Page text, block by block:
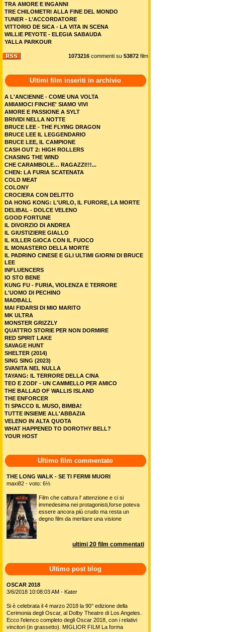
TRA AMORE E INGANNI
TRE CHILOMETRI ALLA FINE DEL MONDO
TUNER - L’ACCORDATORE
VITTORIO DE SICA - LA VITA IN SCENA
WILLIE PEYOTE - ELEGIA SABAUDA
YALLA PARKOUR
1073216 commenti su 53872 film
Ultimi film inseriti in archivio
A L'ANCIENNE - COME UNA VOLTA
AMIAMOCI FINCHE' SIAMO VIVI
AMORE E PASSIONE A SYLT
BRIVIDI NELLA NOTTE
BRUCE LEE - THE FLYING DRAGON
BRUCE LEE IL LEGGENDARIO
BRUCE LEE, IL CAMPIONE
CASH OUT 2: HIGH ROLLERS
CHASING THE WIND
CHE CARAMBOLE… RAGAZZI!!!...
CHEN: LA FURIA SCATENATA
COLD MEAT
COLONY
CROCIERA CON DELITTO
DA HONG KONG: L'URLO, IL FURORE, LA MORTE
DELIBAL - DOLCE VELENO
GOOD FORTUNE
IL DIVORZIO DI ANDREA
IL GIUSTIZIERE GIALLO
IL KILLER GIOCA CON IL FUOCO
IL MONASTERO DELLA MORTE
IL PADRINO CINESE E GLI ULTIMI GIORNI DI BRUCE
LEE
INFLUENCERS
IO STO BENE
KUNG FU - FURIA, VIOLENZA E TERRORE
L'UOMO DI PECHINO
MADBALL
MAI FIDARSI DI MIO MARITO
MK ULTRA
MONSTER GRIZZLY
QUATTRO STORIE PER NON DORMIRE
RED SPIRIT LAKE
SAVAGE HUNT
SHELTER (2014)
SING SING (2023)
SVANITA NEL NULLA
TAYANG: IL TERRORE DELLA CINA
TEO E ZODI' - UN CAMMELLO PER AMICO
THE BALLAD OF WALLIS ISLAND
THE ENFORCER
TI SPACCO IL MUSO, BIMBA!
TUTTE INSIEME ALL'ABBAZIA
VELENO IN ALTA QUOTA
WHAT HAPPENED TO DOROTHY BELL?
YOUR HOST
Ultimo film commentato
THE LONG WALK - SE TI FERMI MUORI
maxi82 - voto: 6½
Film che cattura l' attenzione e ci si
immedesima nei protagonisti,forse poteva
essere ancora più crudo ma resta un
degno film da meritare una visione
ultimi 20 film commentati
Ultimo post blog
OSCAR 2018
3/6/2018 10:08:03 AM - Kater
Si è celebrata il 4 marzo 2018 la 90° edizione della
Cerimonia degli Oscar, al Dolby Theatre di Los Angeles.
Ecco l'elenco completo degli Oscar 2018, con i relativi
vincitori (in grassetto). MIGLIOR FILM La forma